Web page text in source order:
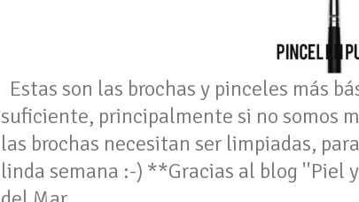
Estas son las brochas y pinceles más
suficiente, principalmente si no somos
las brochas necesitan ser limpiadas,
linda semana :-) **Gracias al blog ''Piel